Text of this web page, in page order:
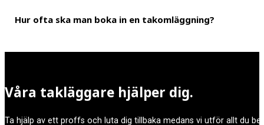
Det är viktigt att man prioriterar en renovering av taket när det
Hur ofta ska man boka in en takomläggning?
Våra takläggare hjälper dig.
Ta hjälp av ett proffs och luta dig tillbaka medans vi utför allt du